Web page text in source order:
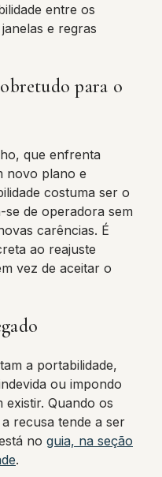
entre os
e regras
para o
que enfrenta
novo plano e
costuma ser o
de operadora sem
carências. É
ao reajuste
vez de aceitar o
a portabilidade,
ou impondo
existir. Quando os
recusa tende a ser
no guia, na seção
.